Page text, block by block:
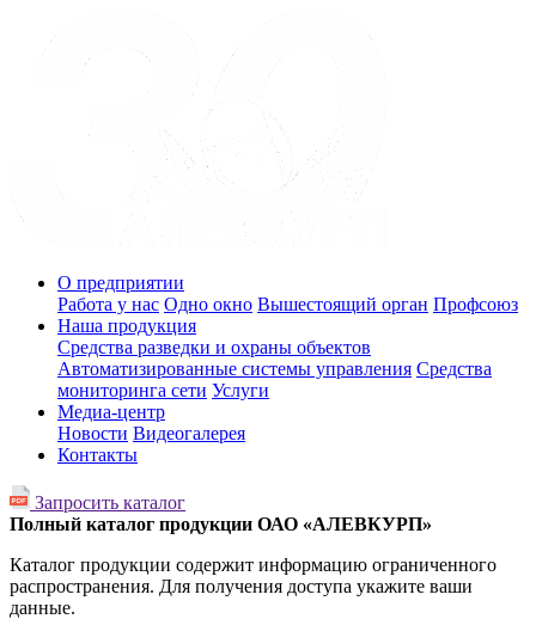
О предприятии
Работа у нас Одно окно Вышестоящий орган Профсоюз
Наша продукция
Средства разведки и охраны объектов
Автоматизированные системы управления Средства
мониторинга сети Услуги
Медиа-центр
Новости Видеогалерея
Контакты
Запросить каталог
Полный каталог продукции ОАО «АЛЕВКУРП»
Каталог продукции содержит информацию ограниченного
распространения. Для получения доступа укажите ваши
данные.